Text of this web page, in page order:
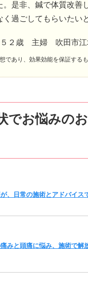
。是非、鍼で体質改善
く過ごしてもらいたい
２歳 主婦 吹田市江
であり、効果効能を保証するも
でお悩みの
、日常の施術とアドバイス
みと頭痛に悩み、施術で解